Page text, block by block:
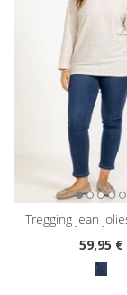
tregging jean
59,95 €